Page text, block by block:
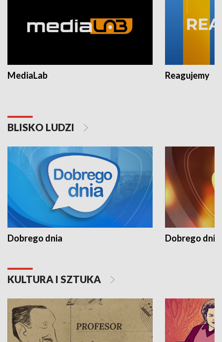
MediaLab Reagujemy
BLISKO LUDZI
Dobrego dnia Dobrego dnia
KULTURA I SZTUKA